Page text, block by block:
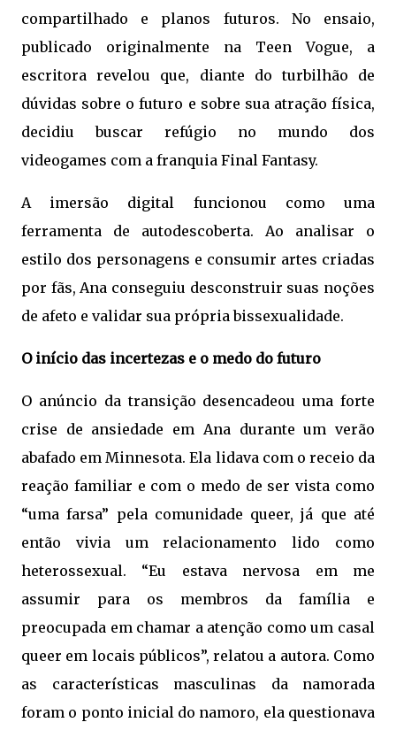
compartilhado e planos futuros. No ensaio,
publicado originalmente na Teen Vogue, a
escritora revelou que, diante do turbilhão de
dúvidas sobre o futuro e sobre sua atração física,
decidiu buscar refúgio no mundo dos
videogames com a franquia Final Fantasy.
A imersão digital funcionou como uma
ferramenta de autodescoberta. Ao analisar o
estilo dos personagens e consumir artes criadas
por fãs, Ana conseguiu desconstruir suas noções
de afeto e validar sua própria bissexualidade.
O início das incertezas e o medo do futuro
O anúncio da transição desencadeou uma forte
crise de ansiedade em Ana durante um verão
abafado em Minnesota. Ela lidava com o receio da
reação familiar e com o medo de ser vista como
“uma farsa” pela comunidade queer, já que até
então vivia um relacionamento lido como
heterossexual. “Eu estava nervosa em me
assumir para os membros da família e
preocupada em chamar a atenção como um casal
queer em locais públicos”, relatou a autora. Como
as características masculinas da namorada
foram o ponto inicial do namoro, ela questionava